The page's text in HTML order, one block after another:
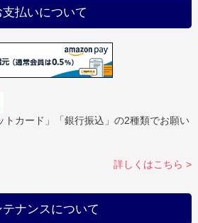
支払いについて
トカード」「銀行振込」の2種類でお願い
詳しくはこちら >
テナンスについて